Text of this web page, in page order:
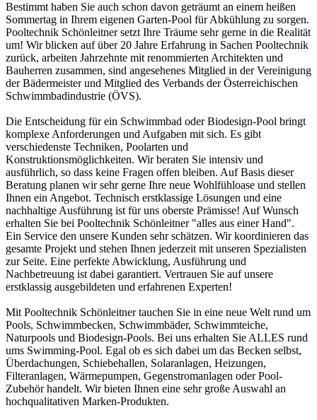
Bestimmt haben Sie auch schon davon geträumt an einem heißen
Sommertag in Ihrem eigenen Garten-Pool für Abkühlung zu sorgen.
Pooltechnik Schönleitner setzt Ihre Träume sehr gerne in die Realität
um! Wir blicken auf über 20 Jahre Erfahrung in Sachen Pooltechnik
zurück, arbeiten Jahrzehnte mit renommierten Architekten und
Bauherren zusammen, sind angesehenes Mitglied in der Vereinigung
der Bädermeister und Mitglied des Verbands der Österreichischen
Schwimmbadindustrie (ÖVS).
Die Entscheidung für ein Schwimmbad oder Biodesign-Pool bringt
komplexe Anforderungen und Aufgaben mit sich. Es gibt
verschiedenste Techniken, Poolarten und
Konstruktionsmöglichkeiten. Wir beraten Sie intensiv und
ausführlich, so dass keine Fragen offen bleiben. Auf Basis dieser
Beratung planen wir sehr gerne Ihre neue Wohlfühloase und stellen
Ihnen ein Angebot. Technisch erstklassige Lösungen und eine
nachhaltige Ausführung ist für uns oberste Prämisse! Auf Wunsch
erhalten Sie bei Pooltechnik Schönleitner "alles aus einer Hand".
Ein Service den unsere Kunden sehr schätzen. Wir koordinieren das
gesamte Projekt und stehen Ihnen jederzeit mit unseren Spezialisten
zur Seite. Eine perfekte Abwicklung, Ausführung und
Nachbetreuung ist dabei garantiert. Vertrauen Sie auf unsere
erstklassig ausgebildeten und erfahrenen Experten!
Mit Pooltechnik Schönleitner tauchen Sie in eine neue Welt rund um
Pools, Schwimmbecken, Schwimmbäder, Schwimmteiche,
Naturpools und Biodesign-Pools. Bei uns erhalten Sie ALLES rund
ums Swimming-Pool. Egal ob es sich dabei um das Becken selbst,
Überdachungen, Schiebehallen, Solaranlagen, Heizungen,
Filteranlagen, Wärmepumpen, Gegenstromanlagen oder Pool-
Zubehör handelt. Wir bieten Ihnen eine sehr große Auswahl an
hochqualitativen Marken-Produkten.